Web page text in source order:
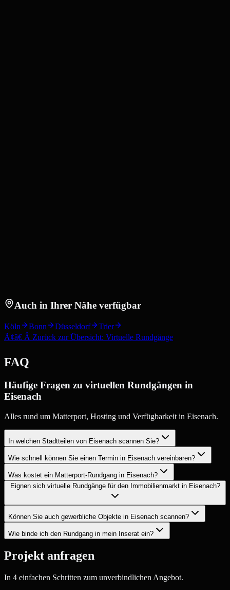
Auch in Ihrer Nähe verfügbar
Köln Bonn Düsseldorf
Trier
Ã¢â€ Â Zurück zur Übersicht: Virtuelle Rundgänge
FAQ
Häufige Fragen zu virtuellen Rundgängen in
Eisenach
Alles rund um Matterport, Hosting und Verfügbarkeit in Eisenach.
In welchen Stadtteilen von Eisenach scannen Sie?
Wie schnell können Sie einen Termin in Eisenach vereinbaren?
Was kostet ein Matterport-Rundgang in Eisenach?
Eignen sich virtuelle Rundgänge für den Immobilienmarkt in Eisenach?
Können Sie auch gewerbliche Objekte in Eisenach scannen?
Wie binde ich den Rundgang in mein Inserat ein?
Projekt anfragen
In 4 einfachen Schritten zum unverbindlichen Angebot.